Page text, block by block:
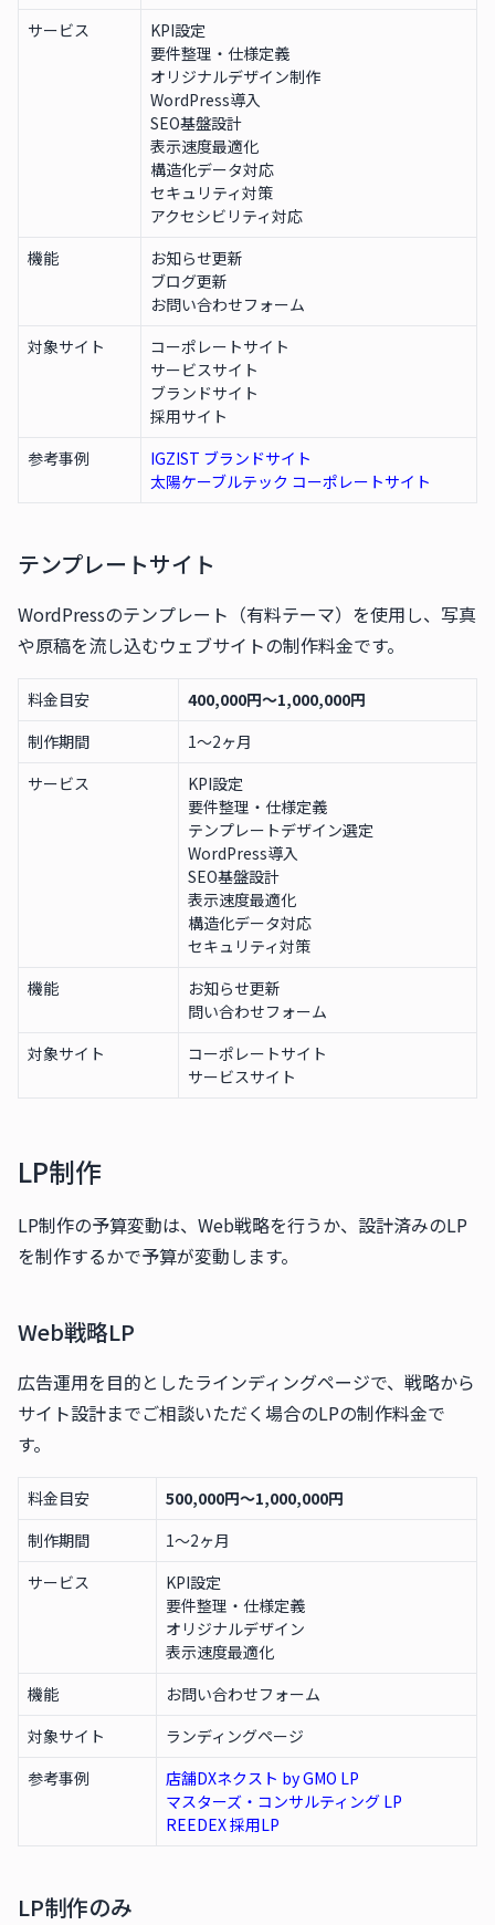
サービス
KPI設定
要件整理・仕様定義
オリジナルデザイン制作
WordPress導入
SEO基盤設計
表示速度最適化
構造化データ対応
セキュリティ対策
アクセシビリティ対応
機能
お知らせ更新
ブログ更新
お問い合わせフォーム
対象サイト
コーポレートサイト
サービスサイト
ブランドサイト
採用サイト
参考事例
IGZIST ブランドサイト
太陽ケーブルテック コーポレートサイト
テンプレートサイト
WordPressのテンプレート（有料テーマ）を使用し、写真
や原稿を流し込むウェブサイトの制作料金です。
料金目安
400,000円〜1,000,000円
制作期間
1〜2ヶ月
サービス
KPI設定
要件整理・仕様定義
テンプレートデザイン選定
WordPress導入
SEO基盤設計
表示速度最適化
構造化データ対応
セキュリティ対策
機能
お知らせ更新
問い合わせフォーム
対象サイト
コーポレートサイト
サービスサイト
LP制作
LP制作の予算変動は、Web戦略を行うか、設計済みのLP
を制作するかで予算が変動します。
Web戦略LP
広告運用を目的としたラインディングページで、戦略から
サイト設計までご相談いただく場合のLPの制作料金で
す。
料金目安
500,000円〜1,000,000円
制作期間
1〜2ヶ月
サービス
KPI設定
要件整理・仕様定義
オリジナルデザイン
表示速度最適化
機能
お問い合わせフォーム
対象サイト
ランディングページ
参考事例
店舗DXネクスト by GMO LP
マスターズ・コンサルティング LP
REEDEX 採用LP
LP制作のみ